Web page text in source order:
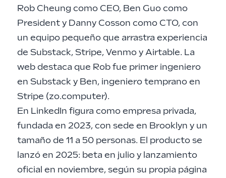
Rob Cheung como CEO, Ben Guo como
President y Danny Cosson como CTO, con
un equipo pequeño que arrastra experiencia
de Substack, Stripe, Venmo y Airtable. La
web destaca que Rob fue primer ingeniero
en Substack y Ben, ingeniero temprano en
Stripe (zo.computer).
En LinkedIn figura como empresa privada,
fundada en 2023, con sede en Brooklyn y un
tamaño de 11 a 50 personas. El producto se
lanzó en 2025: beta en julio y lanzamiento
oficial en noviembre, según su propia página